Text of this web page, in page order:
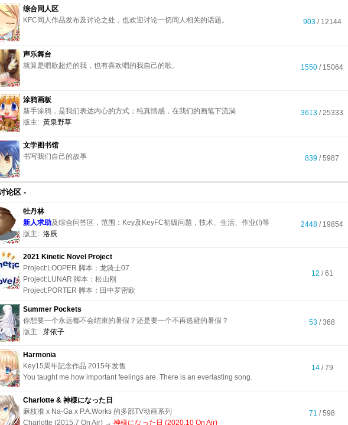
综合同人区
KFC同人作品发布及讨论之处，也欢迎讨论一切同人相关的话题。
903 / 12144
声乐舞台
就算是唱歌超烂的我，也有喜欢唱的我自己的歌。
1550 / 15064
涂鸦画板
新手涂鸦，是我们表达内心的方式；纯真情感，在我们的画笔下流淌
版主: 黃泉野草
3613 / 25333
文学图书馆
书写我们自己的故事
839 / 5987
论区 -
牡丹林
新人求助及综合问答区，范围：Key及KeyFC初级问题，技术、生活、作业(!)等
版主: 洛辰
2448 / 19854
2021 Kinetic Novel Project
Project:LOOPER 脚本：龙骑士07
Project:LUNAR 脚本：松山刚
Project:PORTER 脚本：田中罗密欧
12 / 61
Summer Pockets
你想要一个永远都不会结束的暑假？还是要一个不再逃避的暑假？
版主: 芽依子
53 / 368
Harmonia
Key15周年記念作品 2015年发售
You taught me how important feelings are. There is an everlasting song.
14 / 79
Charlotte & 神様になった日
麻枝准 x Na-Ga x P.A.Works 的多部TV动画系列
Charlotte (2015.7 On Air) → 神様になった日 (2020.10 On Air)
71 / 598